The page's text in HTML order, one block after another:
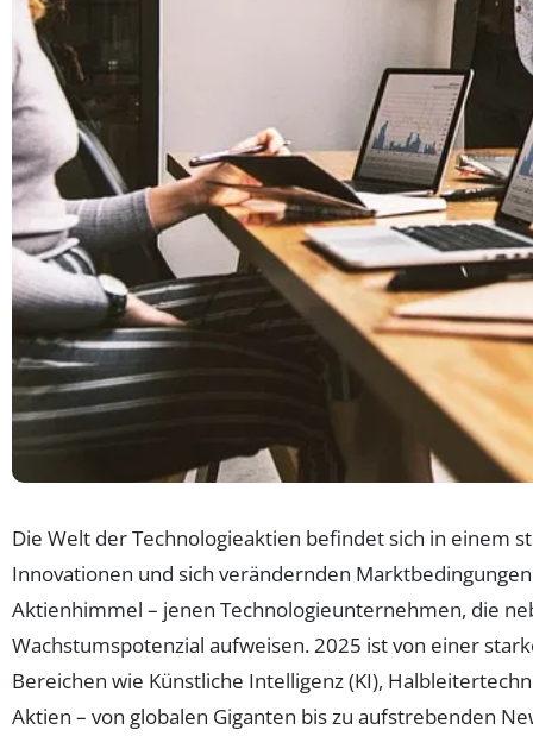
Die Welt der Technologieaktien befindet sich in einem
Innovationen und sich verändernden
Aktienhimmel – jenen Technologieunternehmen, die
Wachstumspotenzial aufweisen. 2025 ist von einer
Bereichen wie Künstliche Intelligenz (KI),
Aktien – von globalen Giganten bis zu aufstrebenden